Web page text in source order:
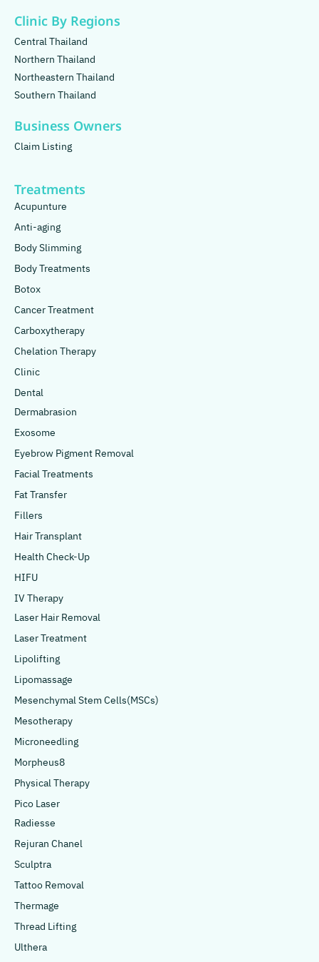
Clinic By Regions
Central Thailand
Northern Thailand
Northeastern Thailand
Southern Thailand
Business Owners
Claim Listing
Treatments
Acupunture
Anti-aging
Body Slimming
Body Treatments
Botox
Cancer Treatment
Carboxytherapy
Chelation Therapy
Clinic
Dental
Dermabrasion
Exosome
Eyebrow Pigment Removal
Facial Treatments
Fat Transfer
Fillers
Hair Transplant
Health Check-Up
HIFU
IV Therapy
Laser Hair Removal
Laser Treatment
Lipolifting
Lipomassage
Mesenchymal Stem Cells(MSCs)
Mesotherapy
Microneedling
Morpheus8
Physical Therapy
Pico Laser
Radiesse
Rejuran Chanel
Sculptra
Tattoo Removal
Thermage
Thread Lifting
Ulthera